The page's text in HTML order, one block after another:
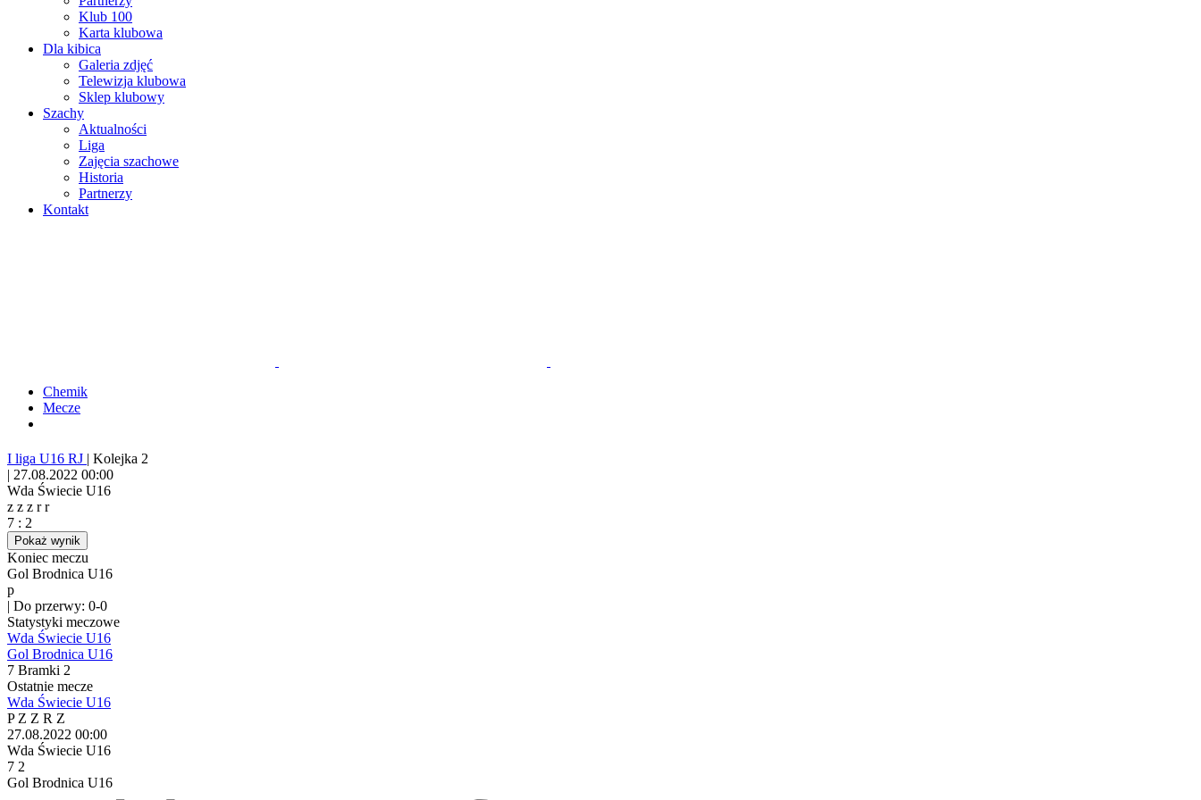
Klub 100
Karta klubowa
Dla kibica
Galeria zdjęć
Telewizja klubowa
Sklep klubowy
Szachy
Aktualności
Liga
Zajęcia szachowe
Historia
Partnerzy
Kontakt
Chemik
Mecze
I liga U16 RJ | Kolejka 2
| 27.08.2022 00:00
Wda Świecie U16
z z z rr
7 : 2
Pokaż wynik
Koniec meczu
Gol Brodnica U16
p
| Do przerwy: 0-0
Statystyki meczowe
Wda Świecie U16
Gol Brodnica U16
7 Bramki 2
Ostatnie mecze
Wda Świecie U16
PZ Z R Z
27.08.2022 00:00
Wda Świecie U16
7 2
Gol Brodnica U16